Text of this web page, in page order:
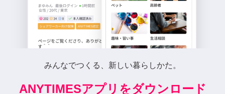
みんなでつくる、新しい暮らしかた。
ANYTIMESアプリをダウンロード